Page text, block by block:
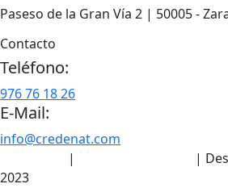
Paseso de la Gran Vía 2 | 50005 -
Contacto
Teléfono:
976 76 18 26
E-Mail:
info@credenat.com
| |
2023